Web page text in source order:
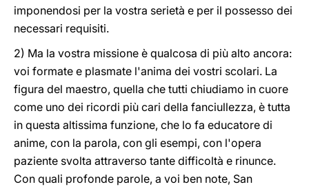
imponendosi per la vostra serietà e per il possesso dei
necessari requisiti.
2) Ma la vostra missione è qualcosa di più alto ancora:
voi formate e plasmate l'anima dei vostri scolari. La
figura del maestro, quella che tutti chiudiamo in cuore
come uno dei ricordi più cari della fanciullezza, è tutta
in questa altissima funzione, che lo fa educatore di
anime, con la parola, con gli esempi, con l'opera
paziente svolta attraverso tante difficoltà e rinunce.
Con quali profonde parole, a voi ben note, San